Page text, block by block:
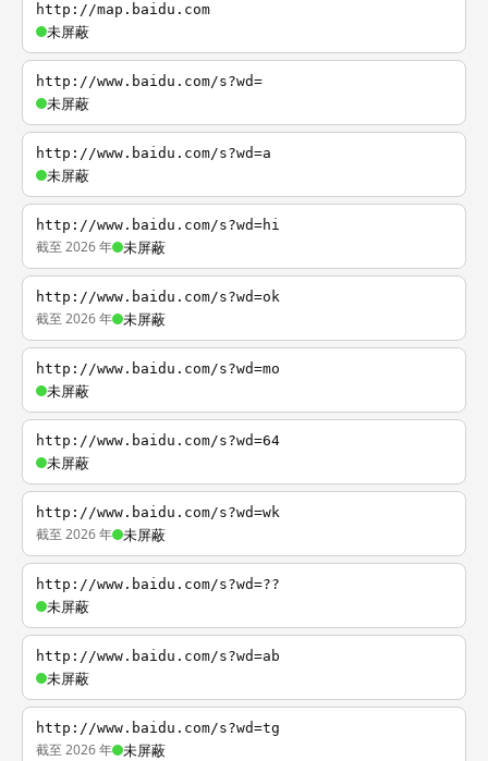
http://map.baidu.com
未屏蔽
http://www.baidu.com/s?wd=
未屏蔽
http://www.baidu.com/s?wd=a
未屏蔽
http://www.baidu.com/s?wd=hi
截至 2026 年 未屏蔽
http://www.baidu.com/s?wd=ok
截至 2026 年 未屏蔽
http://www.baidu.com/s?wd=mo
未屏蔽
http://www.baidu.com/s?wd=64
未屏蔽
http://www.baidu.com/s?wd=wk
截至 2026 年 未屏蔽
http://www.baidu.com/s?wd=??
未屏蔽
http://www.baidu.com/s?wd=ab
未屏蔽
http://www.baidu.com/s?wd=tg
截至 2026 年 未屏蔽